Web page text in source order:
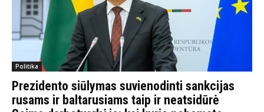
Politika
Prezidento siūlymas suvienodinti sankcijas
rusams ir baltarusiams taip ir neatsidūrė